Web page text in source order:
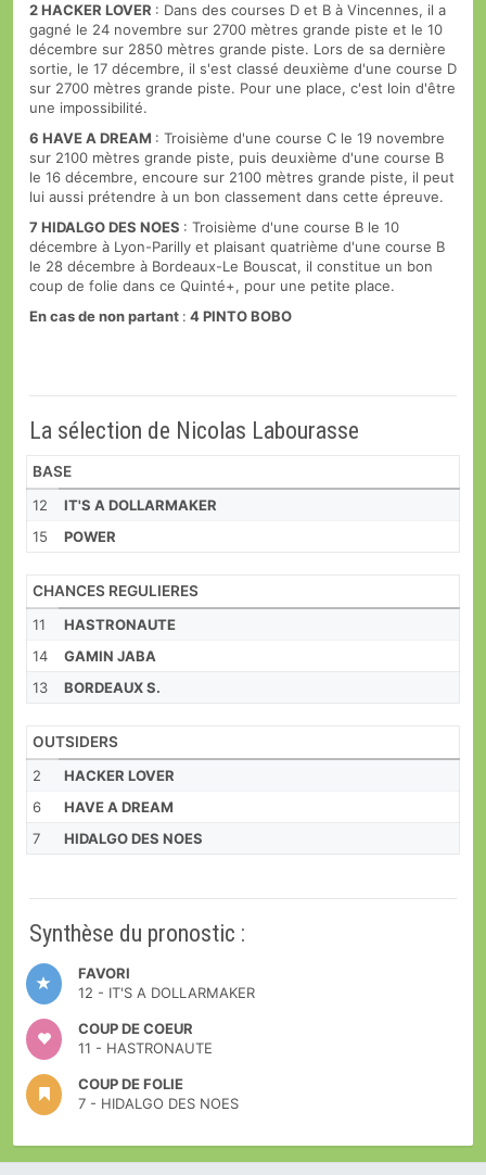
2 HACKER LOVER : Dans des courses D et B à Vincennes, il a
gagné le 24 novembre sur 2700 mètres grande piste et le 10
décembre sur 2850 mètres grande piste. Lors de sa dernière
sortie, le 17 décembre, il s'est classé deuxième d'une course D
sur 2700 mètres grande piste. Pour une place, c'est loin d'être
une impossibilité.
6 HAVE A DREAM : Troisième d'une course C le 19 novembre
sur 2100 mètres grande piste, puis deuxième d'une course B
le 16 décembre, encoure sur 2100 mètres grande piste, il peut
lui aussi prétendre à un bon classement dans cette épreuve.
7 HIDALGO DES NOES : Troisième d'une course B le 10
décembre à Lyon-Parilly et plaisant quatrième d'une course B
le 28 décembre à Bordeaux-Le Bouscat, il constitue un bon
coup de folie dans ce Quinté+, pour une petite place.
En cas de non partant : 4PINTO BOBO
La sélection de Nicolas Labourasse
BASE
12
IT'S A DOLLARMAKER
15
POWER
CHANCES REGULIERES
11
HASTRONAUTE
14
GAMIN JABA
13
BORDEAUX S.
OUTSIDERS
2
HACKER LOVER
6
HAVE A DREAM
7
HIDALGO DES NOES
Synthèse du pronostic :
FAVORI
12 - IT'S A DOLLARMAKER
COUP DE COEUR
11 - HASTRONAUTE
COUP DE FOLIE
7 - HIDALGO DES NOES